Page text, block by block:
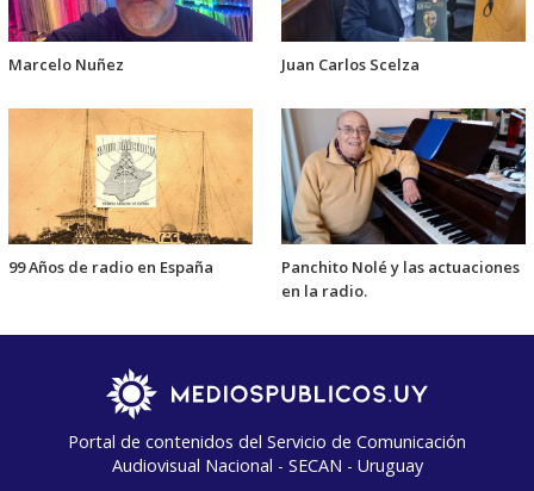
Marcelo Nuñez Juan Carlos Scelza
99 Años de radio en España
Panchito Nolé y las actuaciones
en la radio.
Portal de contenidos del Servicio de Comunicación
Audiovisual Nacional - SECAN - Uruguay